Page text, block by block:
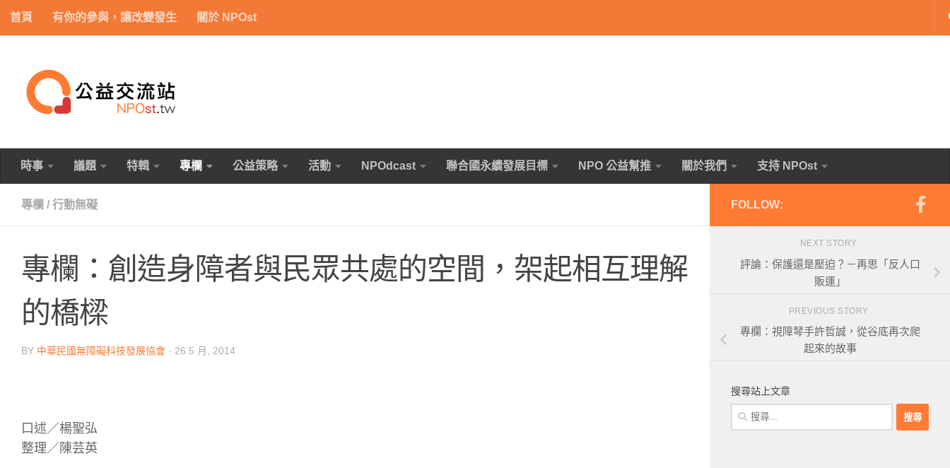
Skip to content
首頁 有你的參與，讓改變發生 關於 NPOst
時事 議題 特輯 專欄 公益策略 活動 NPOdcast 聯合國永續發展目標 NPO 公益幫推 關於我們 支持 NPOst
專欄 / 行動無礙
專欄：創造身障者與民眾共處的空間，架起相互理解
的橋樑
BY 中華民國無障礙科技發展協會 · 26 5 月, 2014
口述／楊聖弘
整理／陳芸英
FOLLOW:
NEXT STORY
評論：保護還是壓迫？－再思「反人口
販運」
PREVIOUS STORY
專欄：視障琴手許哲誠，從谷底再次爬
起來的故事
搜尋站上文章
搜
尋